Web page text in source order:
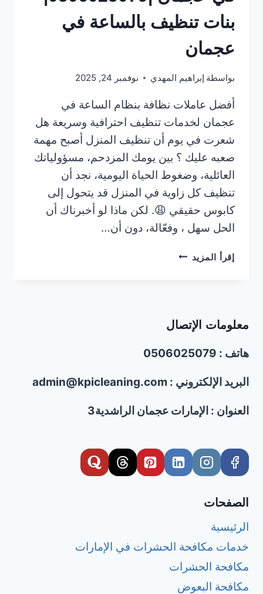
بنات تنظيف بالساعة في
عجمان
بواسطة إبراهيم المهدي نوفمبر 24, 2025
أفضل عاملات نظافة بنظام الساعة في
عجمان لخدمات تنظيف احترافية وسريعة هل
شعرت في يوم أن تنظيف المنزل أصبح مهمة
صعبه عليك ؟ بين يومك المزدحم، مسؤولياتك
العائلية، وضغوط الحياة اليومية، نجد أن
تنظيف كل زاوية في المنزل قد يتحول إلى
كابوس حقيقي 😩. لكن ماذا لو أخبرناك أن
الحل سهل ، وفعّالة، دون أن…
إقرأ المزيد عاملات
عجمان
بنات
بالساعة
عجمان
معلومات الإتصال
هاتف : 0506025079
البريد الإلكتروني : admin@kpicleaning.com
العنوان : الإمارات عجمان الراشدية3
الصفحات
الرئيسية
خدمات مكافحة الحشرات في الإمارات
مكافحة الحشرات
مكافحة البعوض